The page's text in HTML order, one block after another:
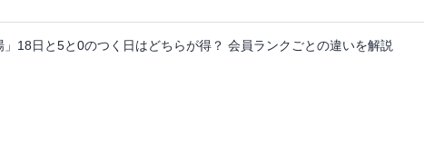
」18日と5と0のつく日はどちらが得？ 会員ランクごとの違いを解説